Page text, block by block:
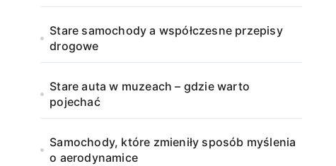
Stare samochody a współczesne przepisy
drogowe
Stare auta w muzeach – gdzie warto
pojechać
Samochody, które zmieniły sposób myślenia
o aerodynamice